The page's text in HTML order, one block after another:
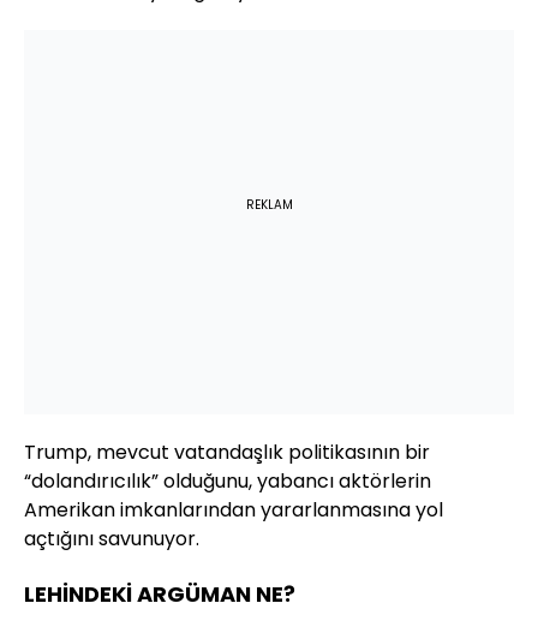
REKLAM
Trump, mevcut vatandaşlık politikasının bir
“dolandırıcılık” olduğunu, yabancı aktörlerin
Amerikan imkanlarından yararlanmasına yol
açtığını savunuyor.
LEHİNDEKİ ARGÜMAN NE?